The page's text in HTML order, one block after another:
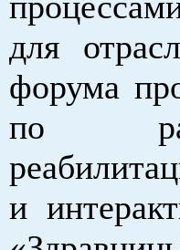
для
форума
по
и